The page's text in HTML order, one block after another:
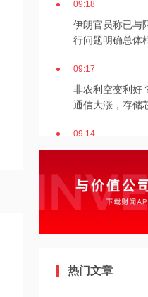
伊朗官员称已与
行问题明确总体
09:17
非农利空变利好
通信大涨，存储
09:14
奥特曼称
09:14
霍尔木兹海峡附
金价单周狂飙7%
热门文章